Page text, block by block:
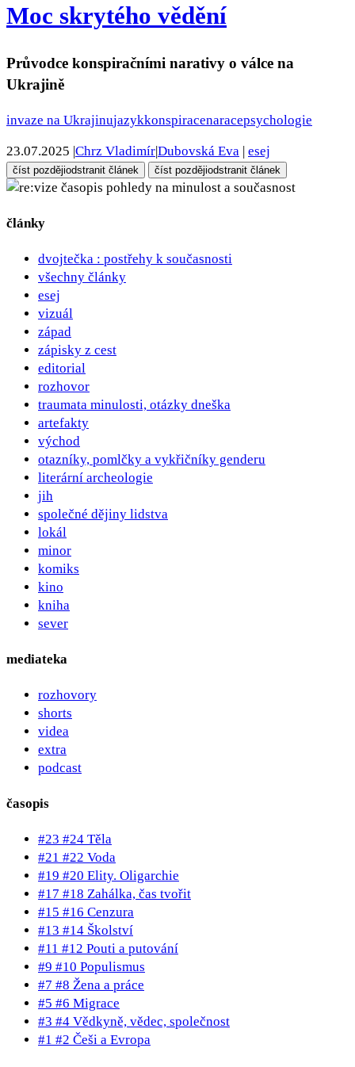
Moc skrytého vědění
Průvodce konspiračními narativy o válce na
Ukrajině
invaze na Ukrajinujazykkonspiracenaracepsychologie
23.07.2025 Chrz VladimírDubovská Eva esej
číst pozdějiodstranit článek číst pozdějiodstranit článek
pohledy na minulost a současnost
články
dvojtečka : postřehy k současnosti
všechny články
esej
vizuál
západ
zápisky z cest
editorial
rozhovor
traumata minulosti, otázky dneška
artefakty
východ
otazníky, pomlčky a vykřičníky genderu
literární archeologie
jih
společné dějiny lidstva
lokál
minor
komiks
kino
kniha
sever
mediateka
rozhovory
shorts
videa
extra
podcast
časopis
#23 #24 Těla
#21 #22 Voda
#19 #20 Elity. Oligarchie
#17 #18 Zahálka, čas tvořit
#15 #16 Cenzura
#13 #14 Školství
#11 #12 Pouti a putování
#9 #10 Populismus
#7 #8 Žena a práce
#5 #6 Migrace
#3 #4 Vědkyně, vědec, společnost
#1 #2 Češi a Evropa